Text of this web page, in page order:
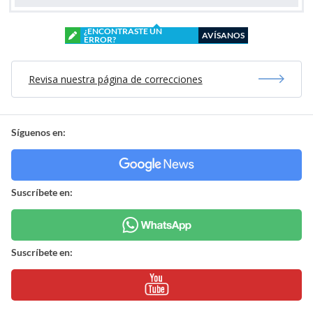
¿ENCONTRASTE UN
ERROR?
AVÍSANOS
Revisa nuestra página de correcciones
Síguenos en:
Suscríbete en:
Suscríbete en: